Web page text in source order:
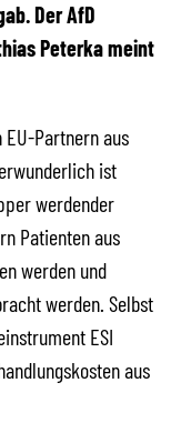
Der AfD
Peterka meint
Partnern aus
ist
werdender
Patienten aus
werden und
werden. Selbst
ESI
aus